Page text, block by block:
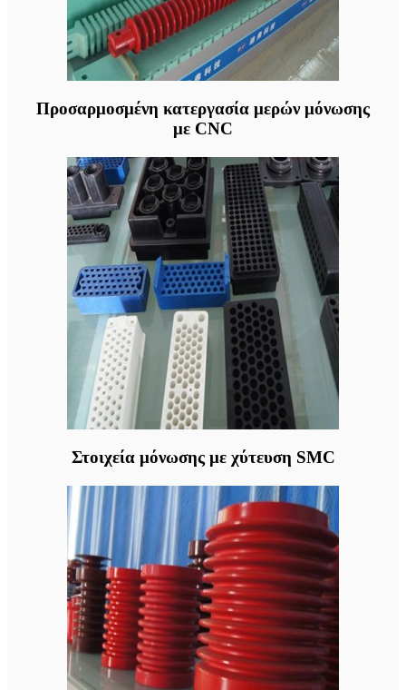
Προσαρμοσμένη κατεργασία μερών μόνωσης
με CNC
Στοιχεία μόνωσης με χύτευση SMC